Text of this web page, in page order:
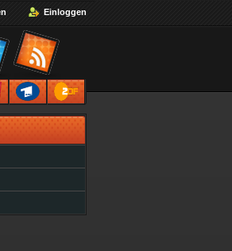
Einloggen
14 15